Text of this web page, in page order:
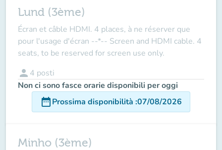
Lund (3ème)
Écran et câble HDMI. 4 places, à ne réserver que
pour l'usage d'écran --*-- Screen and HDMI cable. 4
seats, to be reserved for screen use only.
person 4 posti
Non ci sono fasce orarie disponibili per oggi
date_rangeProssima disponibilità :07/08/2026
Minho (3ème)